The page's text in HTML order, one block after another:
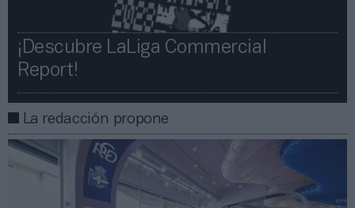
¡Descubre LaLiga Commercial
Report!​​
La redacción propone